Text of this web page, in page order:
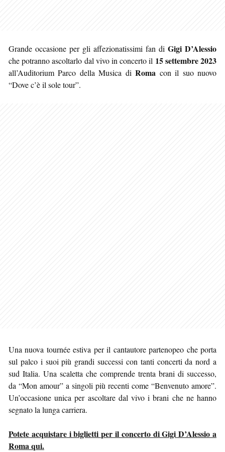
Grande occasione per gli affezionatissimi fan di Gigi D’Alessio
che potranno ascoltarlo dal vivo in concerto il 15 settembre 2023
all’Auditorium Parco della Musica diRoma con il suo nuovo
“Dove c’è il sole tour”.
Una nuova tournée estiva per il cantautore partenopeo che porta
sul palco i suoi più grandi successi con tanti concerti da nord a
sud Italia. Una scaletta che comprende trenta brani di successo,
da “Mon amour” a singoli più recenti come “Benvenuto amore”.
Un’occasione unica per ascoltare dal vivo i brani che ne hanno
segnato la lunga carriera.
Potete acquistare i biglietti per il concerto di Gigi D’Alessio a
Roma qui.